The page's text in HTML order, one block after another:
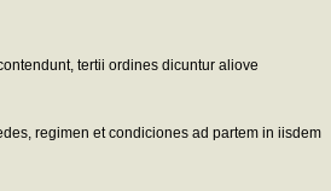
tertii ordines dicuntur aliove
regimen et condiciones ad partem in iisdem